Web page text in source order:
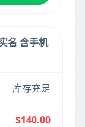
名 含手机
库存充足
$140.00